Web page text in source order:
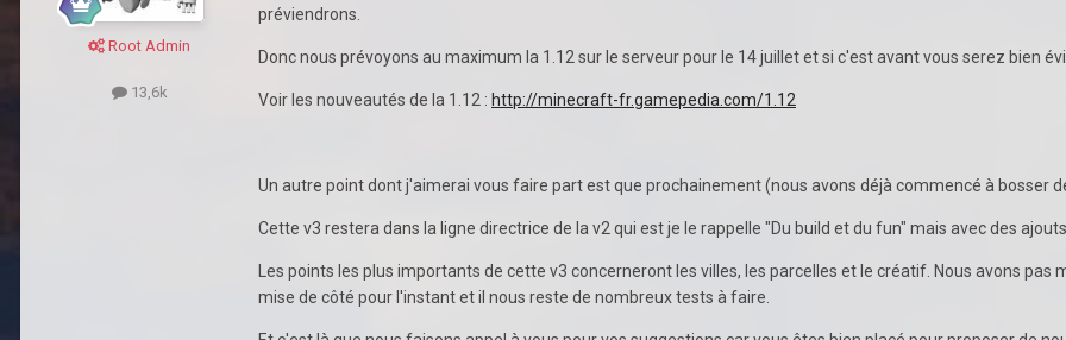
Root Admin
13,6k
préviendrons.
Donc nous prévoyons au maximum la 1.12 sur le serveur pour le 14 juillet et si c'est avant vous serez bien
Voir les nouveautés de la 1.12 : http://minecraft-fr.gamepedia.com/1.12
Un autre point dont j'aimerai vous faire part est que prochainement (nous avons déjà commencé à bosser
Cette v3 restera dans la ligne directrice de la v2 qui est je le rappelle "Du build et du fun" mais avec des
Les points les plus importants de cette v3 concerneront les villes, les parcelles et le créatif. Nous avons
mise de côté pour l'instant et il nous reste de nombreux tests à faire.